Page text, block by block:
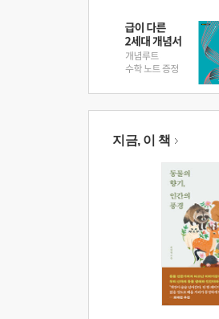
지금, 이 책